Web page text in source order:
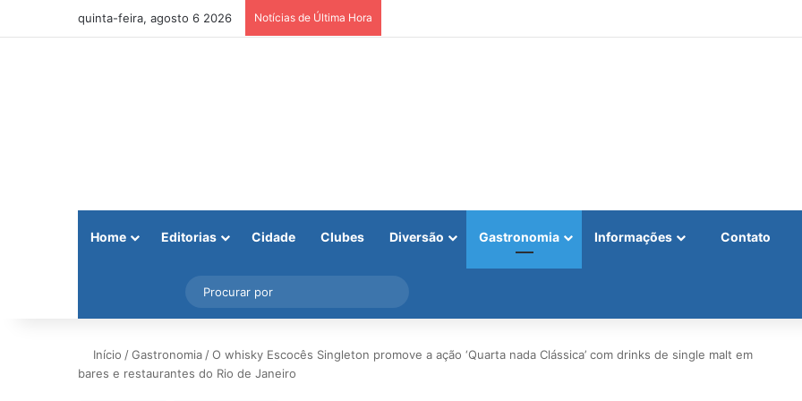
quinta-feira, agosto 6 2026 Notícias de Última Hora
Home Editorias Cidade Clubes Diversão Gastronomia Informações Contato
Instagram
Barra Lateral
por
Início /Gastronomia /O whisky Escocês Singleton promove a ação ‘Quarta nada Clássica’ com drinks de single malt em
bares e restaurantes do Rio de Janeiro